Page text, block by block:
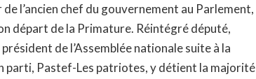
l’ancien chef du gouvernement au Parlement,
départ de la Primature. Réintégré député,
de l’Assemblée nationale suite à la
parti, Pastef-Les patriotes, y détient la majorité